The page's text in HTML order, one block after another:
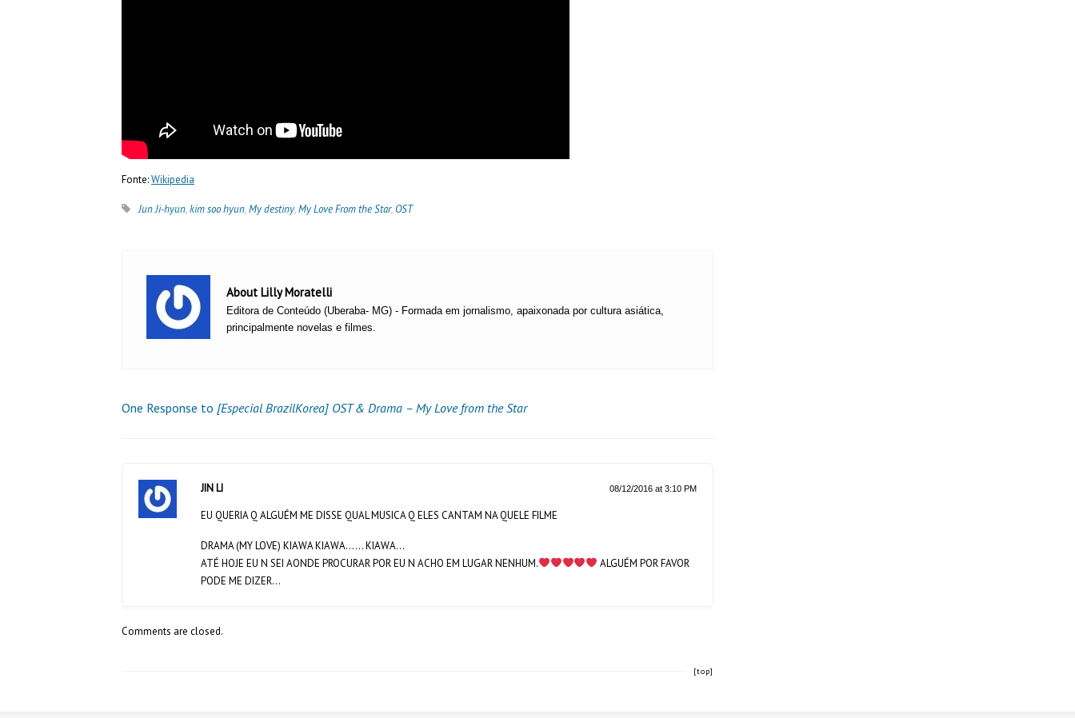
Fonte:Wikipedia
Jun Ji-hyun,kim soo hyun,My destiny,My Love From the Star, OST
About Lilly Moratelli
Editora de Conteúdo (Uberaba- MG) - Formada em jornalismo, apaixonada por cultura asiática,
principalmente novelas e filmes.
One Response to [Especial BrazilKorea] OST & Drama – My Love from the Star
JIN LI 08/12/2016 at 3:10 PM
EU QUERIA Q ALGUÉM ME DISSE QUAL MUSICA Q ELES CANTAM NA QUELE FILME
DRAMA (MY LOVE) KIAWA KIAWA…… KIAWA…
ATÉ HOJE EU N SEI AONDE PROCURAR POR EU N ACHO EM LUGAR NENHUM.
ALGUÉM POR FAVOR
PODE ME DIZER…
Comments are closed.
[top]